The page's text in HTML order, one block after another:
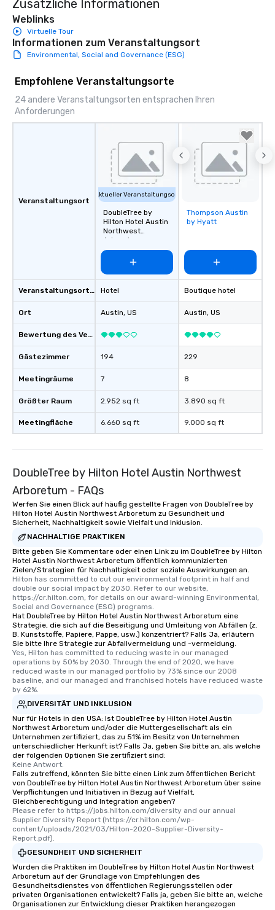
Zusätzliche Informationen
Weblinks
Virtuelle Tour
Informationen zum Veranstaltungsort
Environmental, Social and Governance (ESG)
Empfohlene Veranstaltungsorte
24 andere Veranstaltungsorten entsprachen Ihren
Anforderungen
Veranstaltungsort
Veranstaltungsortstyp
Ort
Bewertung des Veranstaltungsortes
Gästezimmer
Meetingräume
Größter Raum
Meetingfläche
Aktueller Veranstaltungsort
DoubleTree by
Hilton Hotel Austin
Northwest
Arboretum
Hotel
Austin, US
194
7
2.952 sq ft
6.660 sq ft
Removed from
favorites
Thompson Austin
by Hyatt
Boutique hotel
Austin, US
229
8
3.890 sq ft
9.000 sq ft
DoubleTree by Hilton Hotel Austin Northwest
Arboretum - FAQs
Werfen Sie einen Blick auf häufig gestellte Fragen von DoubleTree by
Hilton Hotel Austin Northwest Arboretum zu Gesundheit und
Sicherheit, Nachhaltigkeit sowie Vielfalt und Inklusion.
NACHHALTIGE PRAKTIKEN
Bitte geben Sie Kommentare oder einen Link zu im DoubleTree by Hilton
Hotel Austin Northwest Arboretum öffentlich kommunizierten
Zielen/Strategien für Nachhaltigkeit oder soziale Auswirkungen an.
Hilton has committed to cut our environmental footprint in half and
double our social impact by 2030. Refer to our website,
https://cr.hilton.com, for details on our award-winning Environmental,
Social and Governance (ESG) programs.
Hat DoubleTree by Hilton Hotel Austin Northwest Arboretum eine
Strategie, die sich auf die Beseitigung und Umleitung von Abfällen (z.
B. Kunststoffe, Papiere, Pappe, usw.) konzentriert? Falls Ja, erläutern
Sie bitte Ihre Strategie zur Abfallvermeidung und -vermeidung.
Yes, Hilton has committed to reducing waste in our managed
operations by 50% by 2030. Through the end of 2020, we have
reduced waste in our managed portfolio by 73% since our 2008
baseline, and our managed and franchised hotels have reduced waste
by 62%.
DIVERSITÄT UND INKLUSION
Nur für Hotels in den USA: Ist DoubleTree by Hilton Hotel Austin
Northwest Arboretum und/oder die Muttergesellschaft als ein
Unternehmen zertifiziert, das zu 51% im Besitz von Unternehmen
unterschiedlicher Herkunft ist? Falls Ja, geben Sie bitte an, als welche
der folgenden Optionen Sie zertifiziert sind:
Keine Antwort.
Falls zutreffend, könnten Sie bitte einen Link zum öffentlichen Bericht
von DoubleTree by Hilton Hotel Austin Northwest Arboretum über seine
Verpflichtungen und Initiativen in Bezug auf Vielfalt,
Gleichberechtigung und Integration angeben?
Please refer to https://jobs.hilton.com/diversity and our annual
Supplier Diversity Report (https://cr.hilton.com/wp-
content/uploads/2021/03/Hilton-2020-Supplier-Diversity-
Report.pdf).
GESUNDHEIT UND SICHERHEIT
Wurden die Praktiken im DoubleTree by Hilton Hotel Austin Northwest
Arboretum auf der Grundlage von Empfehlungen des
Gesundheitsdienstes von öffentlichen Regierungsstellen oder
privaten Organisationen entwickelt? Falls ja, geben Sie bitte an, welche
Organisationen zur Entwicklung dieser Praktiken herangezogen